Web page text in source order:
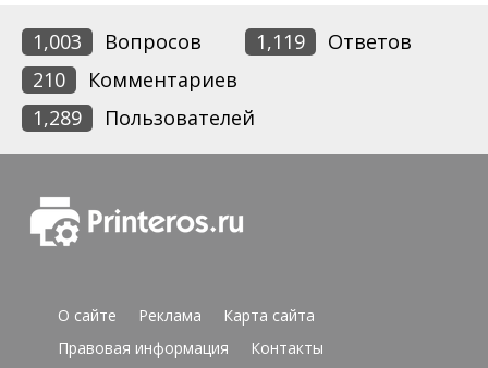
1,003 Вопросов 1,119
Ответов
210
Комментариев
1,289
Пользователей
О сайте Реклама
Карта сайта
Правовая информация
Контакты